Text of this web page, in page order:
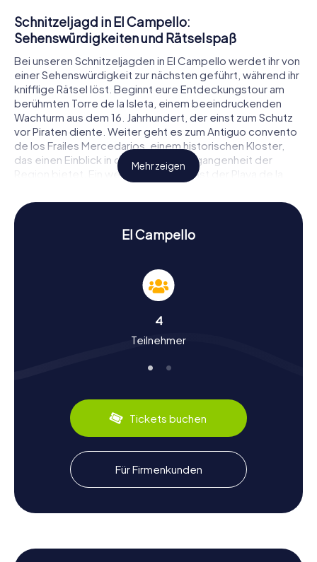
Schnitzeljagd in El Campello:
Sehenswürdigkeiten und Rätselspaß
Bei unseren Schnitzeljagden in El Campello werdet ihr von
einer Sehenswürdigkeit zur nächsten geführt, während ihr
knifflige Rätsel löst. Beginnt eure Entdeckungstour am
berühmten Torre de la Isleta, einem beeindruckenden
Wachturm aus dem 16. Jahrhundert, der einst zum Schutz
vor Piraten diente. Weiter geht es zum Antiguo convento
de los Frailes Mercedarios, einem historischen Kloster,
das einen Einblick in die religiöse Vergangenheit der
Region bietet. Ein weiteres Highlight ist der Playa de la
genießen, sondern auch spannende Aufgaben lösen
könnt. Jede Station auf eurer Schnitzeljagd in El Campello
offenbart neue Geheimnisse und spannende
Geschichte und Kultur bei der Schnitzeljagd in
El Campello entdecken
Abenteuer, sondern auch eine Reise durch die reiche
Geschichte und Kultur der Stadt. El Campello hat eine
der Iberer zurückreicht. Im Laufe der Jahrhunderte wurde
die Römer und die Mauren. Während eurer Schnitzeljagd
erfahrt ihr mehr über diese spannende Vergangenheit und
entdeckt interessante Fakten, wie die Bedeutung des
Fischfangs für die lokale Wirtschaft. Auch die
kulinarischen Spezialitäten der Region, wie die berühmte
Paella und frische Meeresfrüchte, könnt ihr bei einem
Zwischenstopp in einem der vielen charmanten
Restaurants probieren.
Mehr zeigen
El Campello
4
Teilnehmer
Tickets buchen
Für Firmenkunden